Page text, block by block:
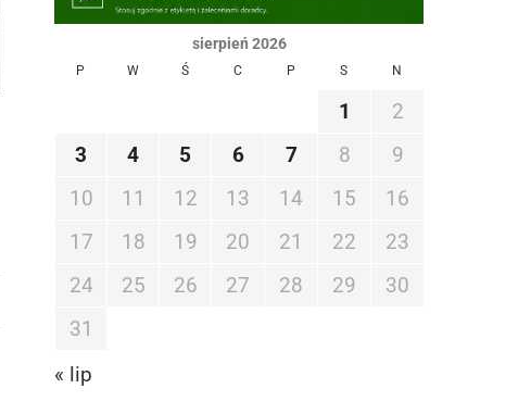
sierpień 2026
P W Ś C P S N
1
2
3
4 5 6 7 8
9
10
11 12 13 14 15
16
17
18 19 20 21 22
23
24
25 26 27 28 29
30
31
« lip